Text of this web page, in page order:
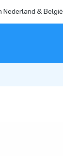
Nederland & België